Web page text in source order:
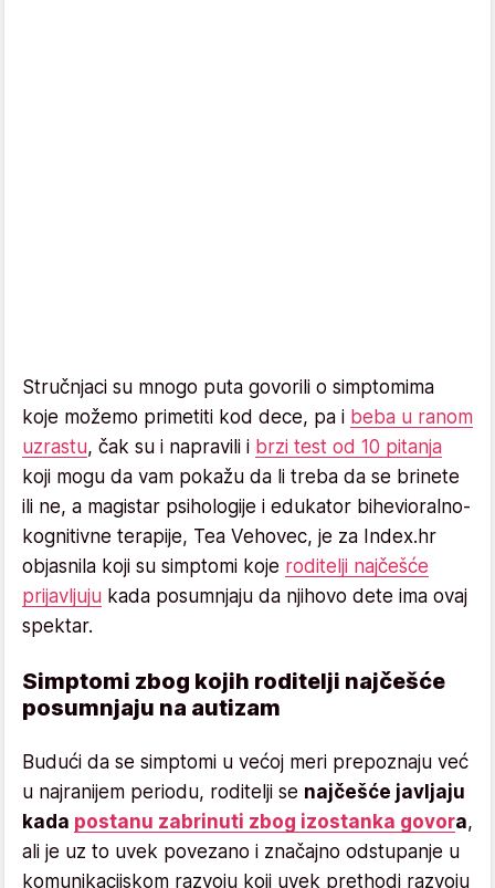
Stručnjaci su mnogo puta govorili o simptomima
koje možemo primetiti kod dece, pa i beba u ranom
uzrastu, čak su i napravili i brzi test od 10 pitanja
koji mogu da vam pokažu da li treba da se brinete
ili ne, a magistar psihologije i edukator bihevioralno-
kognitivne terapije, Tea Vehovec, je za Index.hr
objasnila koji su simptomi koje roditelji najčešće
prijavljuju kada posumnjaju da njihovo dete ima ovaj
spektar.
Simptomi zbog kojih roditelji najčešće
posumnjaju na autizam
Budući da se simptomi u većoj meri prepoznaju već
u najranijem periodu, roditelji se najčešće javljaju
kada postanu zabrinuti zbog izostanka govora,
ali je uz to uvek povezano i značajno odstupanje u
komunikacijskom razvoju koji uvek prethodi razvoju